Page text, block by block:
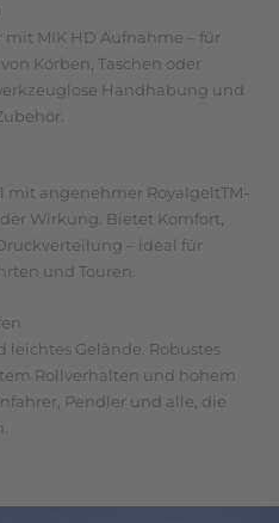
MIK HD Aufnahme – für
Körben, Taschen oder
Handhabung und
mit angenehmer RoyalgeltTM-
Wirkung. Bietet Komfort,
– ideal für
und Touren.
leichtes Gelände. Robustes
Rollverhalten und hohem
Pendler und alle, die